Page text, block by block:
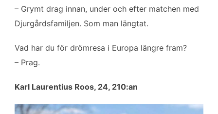
– Grymt drag innan, under och efter matchen med
Djurgårdsfamiljen. Som man längtat.
Vad har du för drömresa i Europa längre fram?
– Prag.
Karl Laurentius Roos, 24, 210:an